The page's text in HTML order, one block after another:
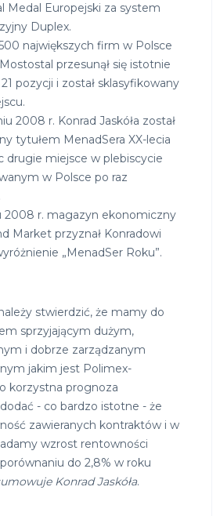
Medal Europejski za system
Duplex.
największych firm w Polsce
przesunął się istotnie
pozycji i został sklasyfikowany
2008 r. Konrad Jaskóła został
tytułem MenadSera XX-lecia
drugie miejsce w plebiscycie
w Polsce po raz
2008 r. magazyn ekonomiczny
Market przyznał Konradowi
„MenadSer Roku”.
stwierdzić, że mamy do
sprzyjającym dużym,
i dobrze zarządzanym
jakim jest Polimex-
korzystna prognoza
- co bardzo istotne - że
zawieranych kontraktów i w
wzrost rentowności
do 2,8% w roku
Konrad Jaskóła.